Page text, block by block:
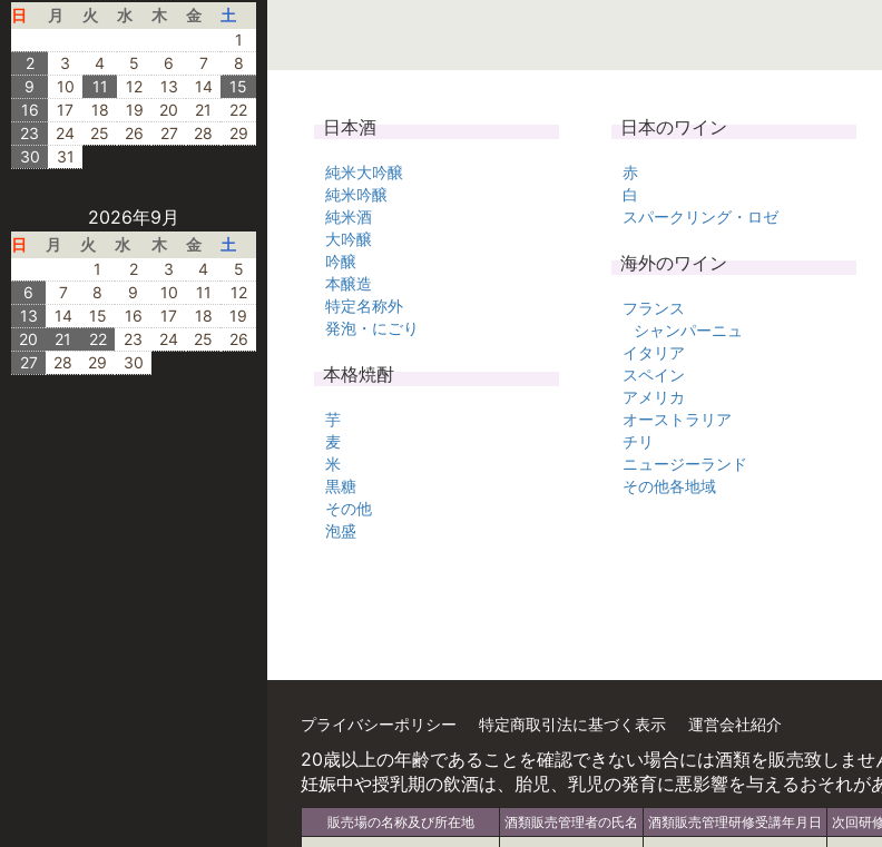
日 月 火 水 木 金
土
1
2
3 4 5 6 7
8
9
10 11 12 13 14
15
16
17 18 19 20 21
22
23
24 25 26 27 28
29
30
31
2026年9月
日 月 火 水 木 金
土
1
2 3 4
5
6
7 8 9 10 11
12
13
14 15 16 17 18
19
20
21 22 23 24 25
26
27
28 29 30
日本酒
純米大吟醸
純米吟醸
純米酒
大吟醸
吟醸
本醸造
特定名称外
発泡・にごり
本格焼酎
芋
麦
米
黒糖
その他
泡盛
日本のワイン
赤
白
スパークリング・ロゼ
海外のワイン
フランス
シャンパーニュ
イタリア
スペイン
アメリカ
オーストラリア
チリ
ニュージーランド
その他各地域
プライバシーポリシー 特定商取引法に基づく表示 運営会社紹介
20歳以上の年齢であることを確認できない場合には酒類を販売致しませ
妊娠中や授乳期の飲酒は、胎児、乳児の発育に悪影響を与えるおそれが
販売場の名称及び所在地 酒類販売管理者の氏名 酒類販売管理研修受講年月日 次回研